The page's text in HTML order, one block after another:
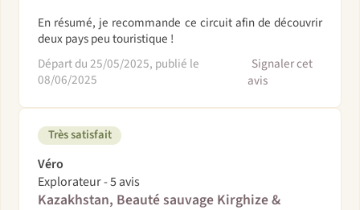
En résumé, je recommande ce circuit afin de découvrir
deux pays peu touristique !
Départ du 25/05/2025, publié le
08/06/2025
Signaler cet
avis
Très satisfait
Véro
Explorateur - 5 avis
Kazakhstan, Beauté sauvage Kirghize &